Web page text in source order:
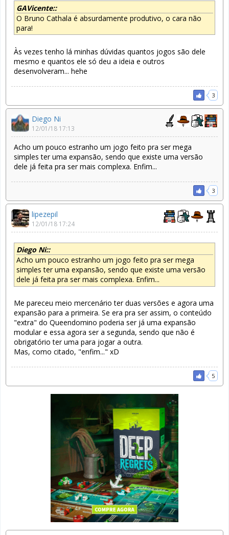
GAVicente::
O Bruno Cathala é absurdamente produtivo, o cara não
para!
Às vezes tenho lá minhas dúvidas quantos jogos são dele
mesmo e quantos ele só deu a ideia e outros
desenvolveram... hehe
3
Diego Ni
12/01/18 17:13
Acho um pouco estranho um jogo feito pra ser mega
simples ter uma expansão, sendo que existe uma versão
dele já feita pra ser mais complexa. Enfim...
3
lipezepil
12/01/18 17:24
Diego Ni::
Acho um pouco estranho um jogo feito pra ser mega
simples ter uma expansão, sendo que existe uma versão
dele já feita pra ser mais complexa. Enfim...
Me pareceu meio mercenário ter duas versões e agora uma
expansão para a primeira. Se era pra ser assim, o conteúdo
"extra" do Queendomino poderia ser já uma expansão
modular e essa agora ser a segunda, sendo que não é
obrigatório ter uma para jogar a outra.
Mas, como citado, "enfim..." xD
5